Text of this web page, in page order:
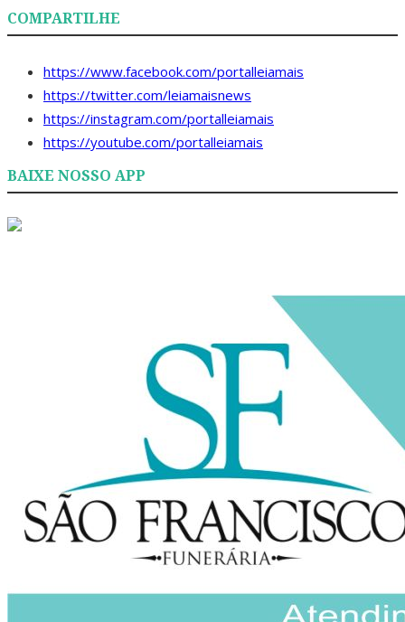
COMPARTILHE
https://www.facebook.com/portalleiamais
https://twitter.com/leiamaisnews
https://instagram.com/portalleiamais
https://youtube.com/portalleiamais
BAIXE NOSSO APP